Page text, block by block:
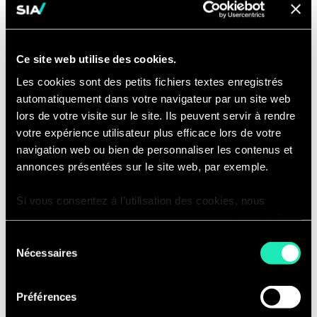
Ce site web utilise des cookies.
Les cookies sont des petits fichiers textes enregistrés
automatiquement dans votre navigateur par un site web
lors de votre visite sur le site. Ils peuvent servir à rendre
votre expérience utilisateur plus efficace lors de votre
navigation web ou bien de personnaliser les contenus et
annonces présentées sur le site web, par exemple.
Si vous consentez à l’utilisation des cookies, nous
consentir à cette utilisation à nouveau. Si vous ne
fonctionnement et ne personnalisera pas votre
Nécessaires
Préférences
compliance advisory, change and
Be an active team member and
provide support to Senior
Consultants and Managers for the
successful execution of client
projects.
Working closely with our other
offices and leverage our global
network to take part to cross-selling
initiatives and widely share our
Sharing consulting best practices
Prepare material to support